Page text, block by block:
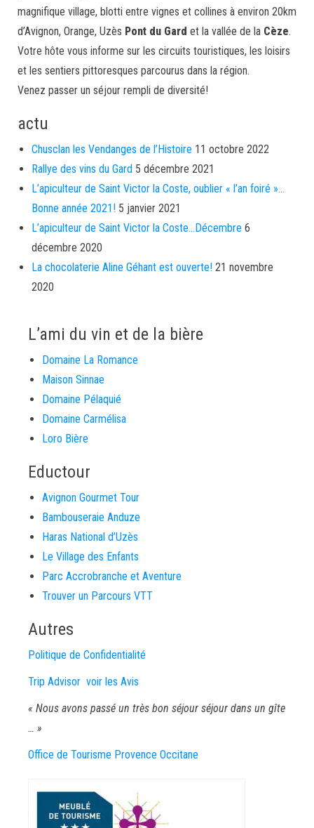
magnifique village, blotti entre vignes et collines à environ 20km
d’Avignon, Orange, Uzès Pont du Gard et la vallée de la Cèze.
Votre hôte vous informe sur les circuits touristiques, les loisirs
et les sentiers pittoresques parcourus dans la région.
Venez passer un séjour rempli de diversité!
actu
Chusclan les Vendanges de l’Histoire 11 octobre 2022
Rallye des vins du Gard 5 décembre 2021
L’apiculteur de Saint Victor la Coste, oublier « l’an foiré »…
Bonne année 2021! 5 janvier 2021
L’apiculteur de Saint Victor la Coste…Décembre 6
décembre 2020
La chocolaterie Aline Géhant est ouverte! 21 novembre
2020
L’ami du vin et de la bière
Domaine La Romance
Maison Sinnae
Domaine Pélaquié
Domaine Carmélisa
Loro Bière
Eductour
Avignon Gourmet Tour
Bambouseraie Anduze
Haras National d’Uzès
Le Village des Enfants
Parc Accrobranche et Aventure
Trouver un Parcours VTT
Autres
Politique de Confidentialité
Trip Advisor voir les Avis
« Nous avons passé un très bon séjour séjour dans un gîte
… »
Office de Tourisme Provence Occitane